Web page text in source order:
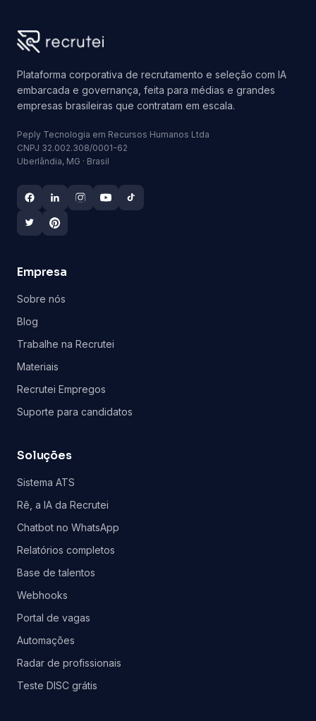
Plataforma corporativa de recrutamento e seleção com IA
embarcada e governança, feita para médias e grandes
empresas brasileiras que contratam em escala.
Peply Tecnologia em Recursos Humanos Ltda
CNPJ 32.002.308/0001-62
Uberlândia, MG · Brasil
Empresa
Sobre nós
Blog
Trabalhe na Recrutei
Materiais
Recrutei Empregos
Suporte para candidatos
Soluções
Sistema ATS
Rê, a IA da Recrutei
Chatbot no WhatsApp
Relatórios completos
Base de talentos
Webhooks
Portal de vagas
Automações
Radar de profissionais
Teste DISC grátis